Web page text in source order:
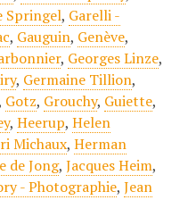
Springel, Garelli -
, Gauguin, Genève,
, Georges Linze,
, Germaine Tillion,
Gotz, Grouchy, Guiette,
, Heerup, Helen
Michaux, Herman
de Jong, Jacques Heim,
- Photographie, Jean